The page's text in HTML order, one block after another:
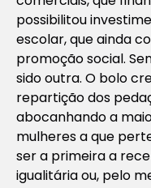
possibilitou
escolar, que ainda
promoção social.
sido outra. O bolo
repartição dos
abocanhando a
mulheres a que
ser a primeira a
igualitária ou, pelo